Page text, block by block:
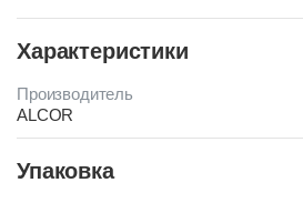
Характеристики
Производитель
ALCOR
СИРЕНЕВЫЙ
Упаковка